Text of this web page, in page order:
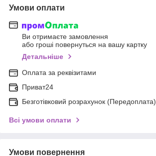
Умови оплати
Ви отримаєте замовлення
або гроші повернуться на вашу картку
Детальніше
Оплата за реквізитами
Приват24
Безготівковий розрахунок (Передоплата)
Всі умови оплати
Умови повернення